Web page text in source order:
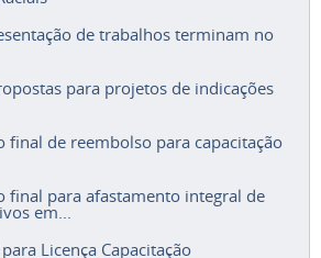
de trabalhos terminam no
para projetos de indicações
final de reembolso para capacitação
final para afastamento integral de
em...
Licença Capacitação